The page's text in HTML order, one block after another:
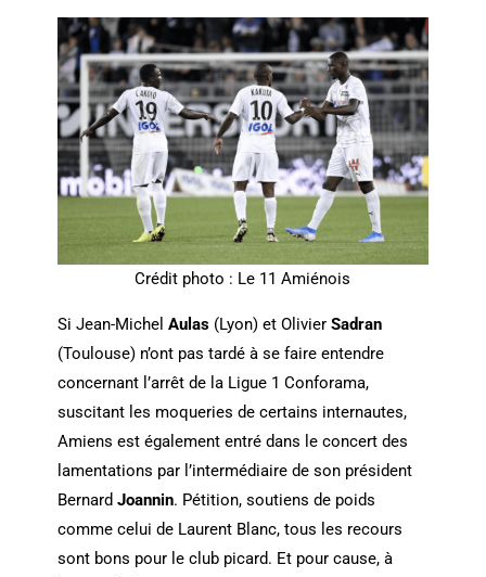
Crédit photo : Le 11 Amiénois
Si Jean-Michel Aulas (Lyon) et Olivier Sadran
(Toulouse) n’ont pas tardé à se faire entendre
concernant l’arrêt de la Ligue 1 Conforama,
suscitant les moqueries de certains internautes,
Amiens est également entré dans le concert des
lamentations par l’intermédiaire de son président
Bernard Joannin. Pétition, soutiens de poids
comme celui de Laurent Blanc, tous les recours
sont bons pour le club picard. Et pour cause, à